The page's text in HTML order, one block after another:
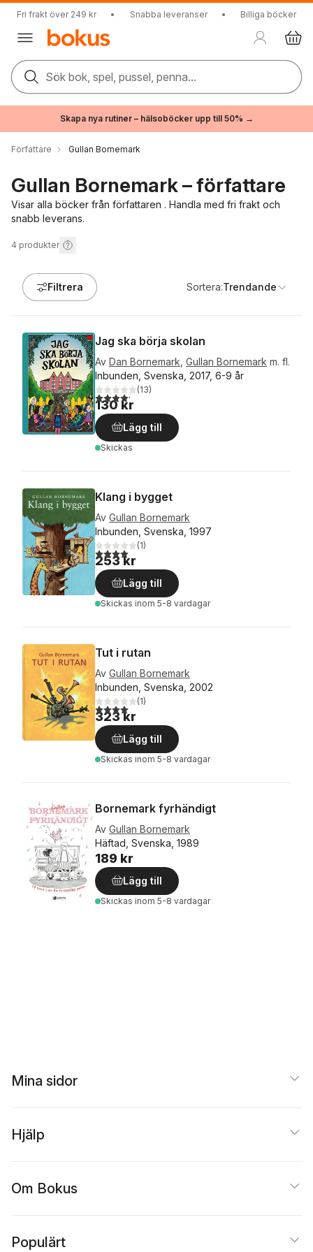
Fri frakt över 249 kr • Snabba leveranser • Billiga böcker
Sök bok, spel, pussel, penna...
Skapa nya rutiner – hälsoböcker upp till 50% →
Författare Gullan Bornemark
Gullan Bornemark – författare
Visar alla böcker från författaren . Handla med fri frakt och
snabb leverans.
4 produkter
Filtrera Sortera:Trendande
Jag ska börja skolan
Av Dan Bornemark Gullan Bornemark m. fl.
Inbunden, Svenska, 2017, 6-9 år
4,2utav 5 stjärnor. Totalt antal röster:
(13)
130 kr
Lägg till
Skickas
Klang i bygget
Av Gullan Bornemark
Inbunden, Svenska, 1997
4,0utav 5 stjärnor. Totalt antal röster:
(1)
253 kr
Lägg till
Skickas inom 5-8 vardagar
Tut i rutan
Av Gullan Bornemark
Inbunden, Svenska, 2002
4,0utav 5 stjärnor. Totalt antal röster:
(1)
323 kr
Lägg till
Skickas inom 5-8 vardagar
Bornemark fyrhändigt
Av Gullan Bornemark
Häftad, Svenska, 1989
189 kr
Lägg till
Skickas inom 5-8 vardagar
Mina sidor
Hjälp
Om Bokus
Populärt